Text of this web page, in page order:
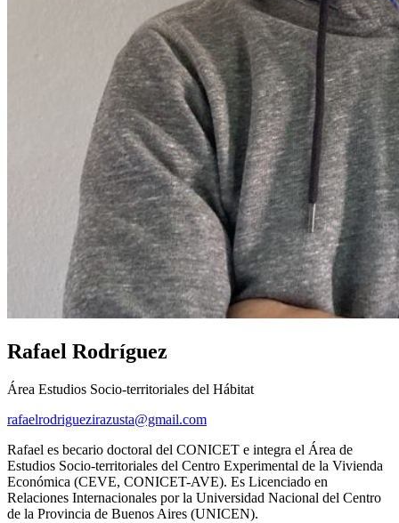
Rafael Rodríguez
Área Estudios Socio-territoriales del Hábitat
rafaelrodriguezirazusta@gmail.com
Rafael es becario doctoral del CONICET e integra el Área de
Estudios Socio-territoriales del Centro Experimental de la Vivienda
Económica (CEVE, CONICET-AVE). Es Licenciado en
Relaciones Internacionales por la Universidad Nacional del Centro
de la Provincia de Buenos Aires (UNICEN).